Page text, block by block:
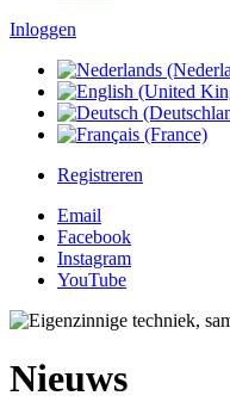
Inloggen
Registreren
Email
Facebook
Instagram
YouTube
Nieuws